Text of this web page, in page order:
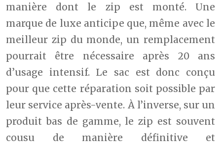
manière dont le zip est monté. Une
marque de luxe anticipe que, même avec le
meilleur zip du monde, un remplacement
pourrait être nécessaire après 20 ans
d’usage intensif. Le sac est donc conçu
pour que cette réparation soit possible par
leur service après-vente. À l’inverse, sur un
produit bas de gamme, le zip est souvent
cousu de manière définitive et